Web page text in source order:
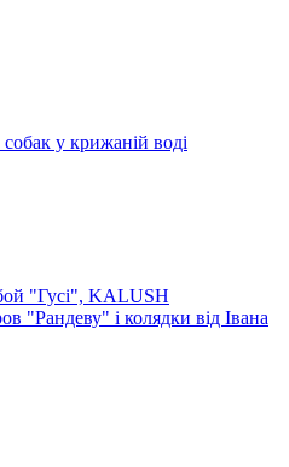
у крижаній воді
"Гусі", KALUSH
"Рандеву" і колядки від Івана